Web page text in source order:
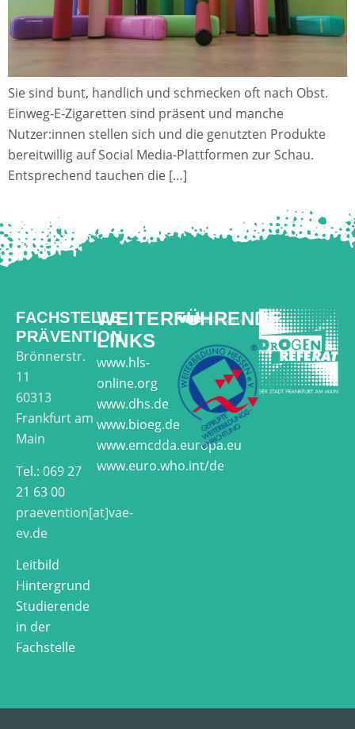
Sie sind bunt, handlich und schmecken oft nach Obst.
Einweg-E-Zigaretten sind präsent und manche
Nutzer:innen stellen sich und die genutzten Produkte
bereitwillig auf Social Media-Plattformen zur Schau.
Entsprechend tauchen die […]
FACHSTELLE
PRÄVENTION
Brönnerstr.
11
60313
Frankfurt am
Main
Tel.: 069 27
21 63 00
praevention[at]vae-
ev.de
Leitbild
Hintergrund
Studierende
in der
Fachstelle
WEITERFÜHRENDE
LINKS
www.hls-
online.org
www.dhs.de
www.bioeg.de
www.emcdda.europa.eu
www.euro.who.int/de